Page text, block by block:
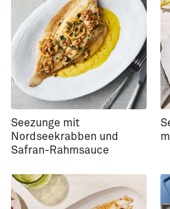
Seezunge mit
Nordseekrabben und
Safran-Rahmsauce